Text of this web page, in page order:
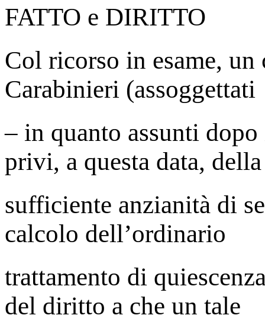
FATTO e DIRITTO
Col ricorso in esame,
Carabinieri (assoggettati
– in quanto assunti
privi, a questa data, della
sufficiente anzianità di
calcolo dell’ordinario
trattamento di
del diritto a che un tale